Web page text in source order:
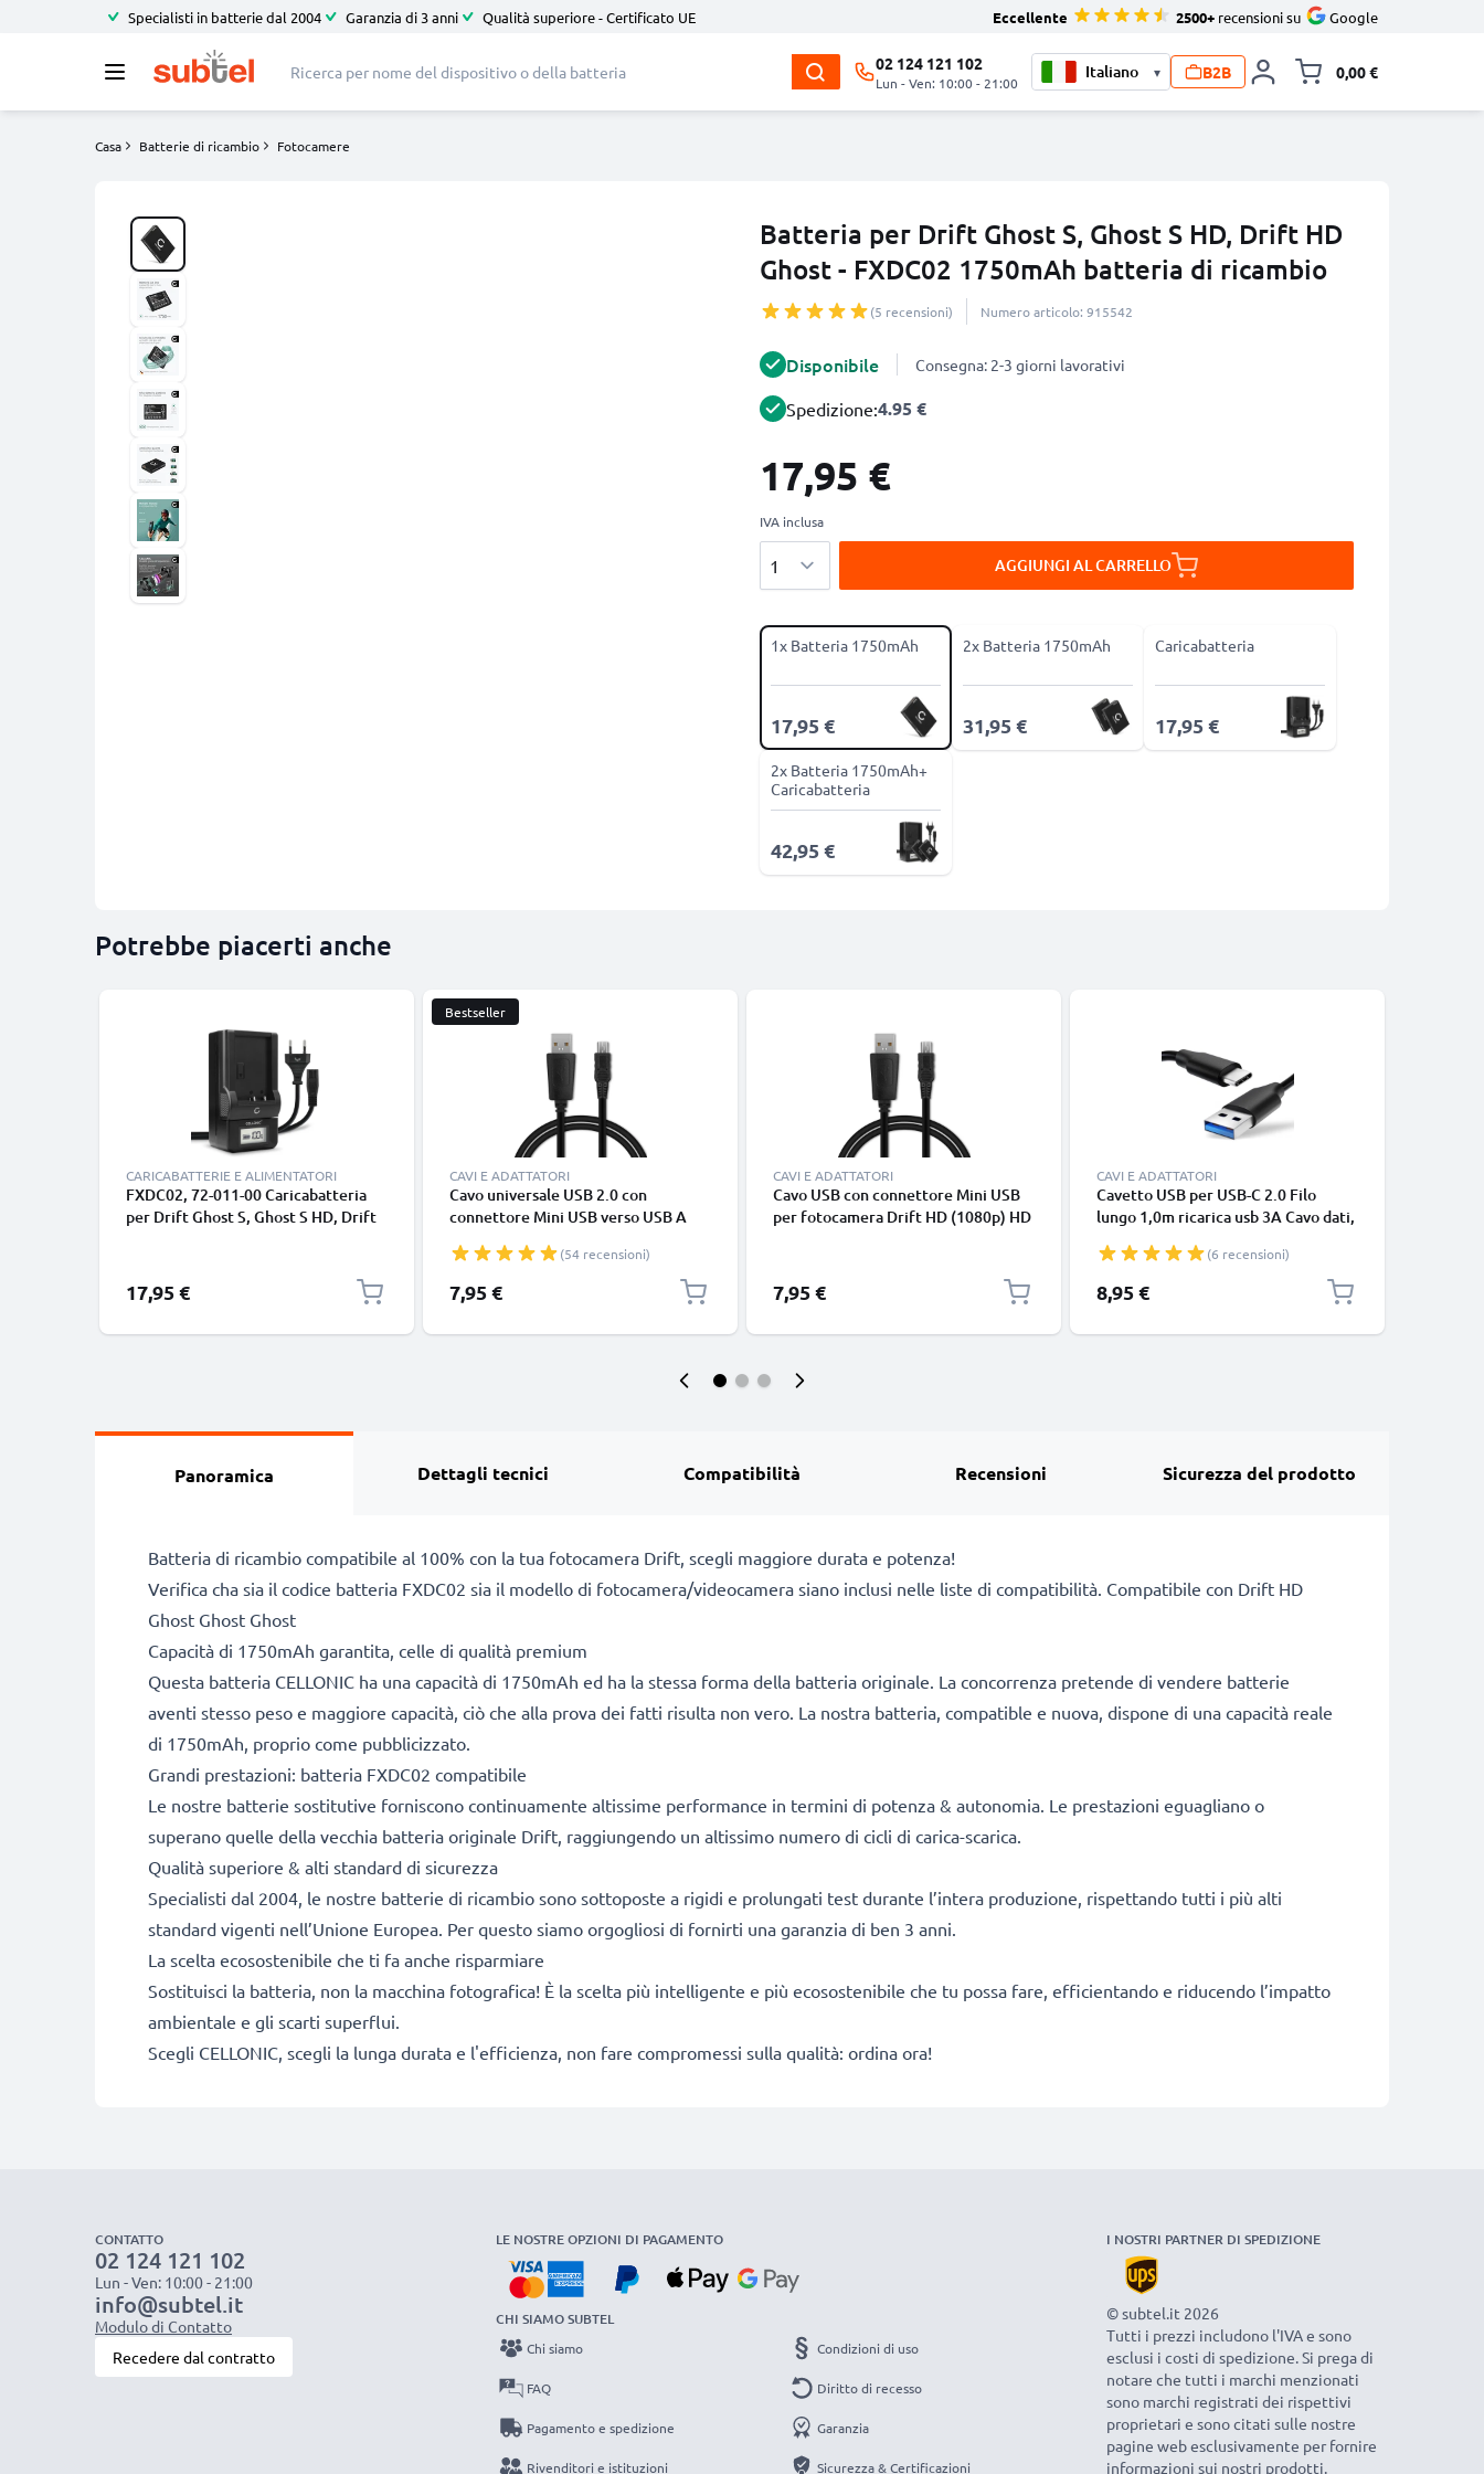
Specialisti in batterie dal 2004 Garanzia di 3 anni Qualità superiore - Certificato UE Eccellente 2500+ recensioni su Google
02 124 121 102
Lun - Ven: 10:00 - 21:00
▾ B2B 0,00 €
Casa Batterie di ricambio Fotocamere
Batteria per Drift Ghost S, Ghost S HD, Drift HD
Ghost - FXDC02 1750mAh batteria di ricambio
(5 recensioni) Numero articolo: 915542
Disponibile Consegna: 2-3 giorni lavorativi
Spedizione:4.95 €
17,95 €
IVA inclusa
AGGIUNGI AL CARRELLO
1x Batteria 1750mAh
17,95 €
2x Batteria 1750mAh
31,95 €
Caricabatteria
17,95 €
2x Batteria 1750mAh+
Caricabatteria
42,95 €
Potrebbe piacerti anche
CARICABATTERIE E ALIMENTATORI
FXDC02, 72-011-00 Caricabatteria
per Drift Ghost S, Ghost S HD, Drift
17,95 €
Bestseller
CAVI E ADATTATORI
Cavo universale USB 2.0 con
connettore Mini USB verso USB A
nero
(54 recensioni)
7,95 €
CAVI E ADATTATORI
Cavo USB con connettore Mini USB
per fotocamera Drift HD (1080p) HD
cavetto dati in piacevole PVC nero
7,95 €
CAVI E ADATTATORI
Cavetto USB per USB-C 2.0 Filo
lungo 1,0m ricarica usb 3A Cavo dati,
smartphone (Samsung, Huawei,
Google Pixel), fotocamera Canon,
Panasonic Lumix, Sony connettore
(6 recensioni)
8,95 €
Panoramica Dettagli tecnici Compatibilità Recensioni Sicurezza del prodotto
Batteria di ricambio compatibile al 100% con la tua fotocamera Drift, scegli maggiore durata e potenza!
Verifica cha sia il codice batteria FXDC02 sia il modello di fotocamera/videocamera siano inclusi nelle liste di compatibilità. Compatibile con Drift HD
Ghost Ghost Ghost
Capacità di 1750mAh garantita, celle di qualità premium
Questa batteria CELLONIC ha una capacità di 1750mAh ed ha la stessa forma della batteria originale. La concorrenza pretende di vendere batterie
aventi stesso peso e maggiore capacità, ciò che alla prova dei fatti risulta non vero. La nostra batteria, compatible e nuova, dispone di una capacità reale
di 1750mAh, proprio come pubblicizzato.
Grandi prestazioni: batteria FXDC02 compatibile
Le nostre batterie sostitutive forniscono continuamente altissime performance in termini di potenza & autonomia. Le prestazioni eguagliano o
superano quelle della vecchia batteria originale Drift, raggiungendo un altissimo numero di cicli di carica-scarica.
Qualità superiore & alti standard di sicurezza
Specialisti dal 2004, le nostre batterie di ricambio sono sottoposte a rigidi e prolungati test durante l’intera produzione, rispettando tutti i più alti
standard vigenti nell’Unione Europea. Per questo siamo orgogliosi di fornirti una garanzia di ben 3 anni.
La scelta ecosostenibile che ti fa anche risparmiare
Sostituisci la batteria, non la macchina fotografica! È la scelta più intelligente e più ecosostenibile che tu possa fare, efficientando e riducendo l’impatto
ambientale e gli scarti superflui.
Scegli CELLONIC, scegli la lunga durata e l'efficienza, non fare compromessi sulla qualità: ordina ora!
CONTATTO
02 124 121 102
Lun - Ven: 10:00 - 21:00
info@subtel.it
Modulo di Contatto
Recedere dal contratto
LE NOSTRE OPZIONI DI PAGAMENTO
CHI SIAMO SUBTEL
Chi siamo
FAQ
Pagamento e spedizione
Rivenditori e istituzioni
Condizioni di uso
Diritto di recesso
Garanzia
Sicurezza & Certificazioni
I NOSTRI PARTNER DI SPEDIZIONE
© subtel.it 2026
Tutti i prezzi includono l'IVA e sono
esclusi i costi di spedizione. Si prega di
notare che tutti i marchi menzionati
sono marchi registrati dei rispettivi
proprietari e sono citati sulle nostre
pagine web esclusivamente per fornire
informazioni sui nostri prodotti.